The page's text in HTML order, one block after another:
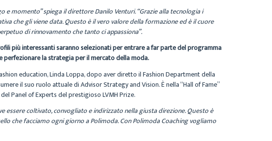
e momento” spiega il direttore Danilo Venturi. “Grazie alla tecnologia i
che gli viene data. Questo è il vero valore della formazione ed è il cuore
di rinnovamento che tanto ci appassiona”.
più interessanti saranno selezionati per entrare a far parte del programma
perfezionare la strategia per il mercato della moda.
education, Linda Loppa, dopo aver diretto il Fashion Department della
il suo ruolo attuale di Advisor Strategy and Vision. È nella “Hall of Fame”
Panel of Experts del prestigioso LVMH Prize.
essere coltivato, convogliato e indirizzato nella giusta direzione. Questo è
che facciamo ogni giorno a Polimoda. Con Polimoda Coaching vogliamo